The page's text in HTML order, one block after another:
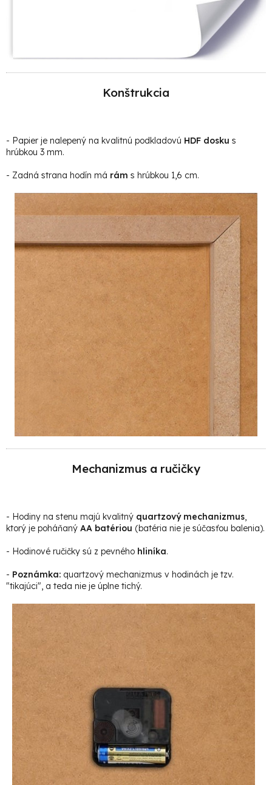
Konštrukcia
- Papier je nalepený na kvalitnú podkladovú HDF dosku s
hrúbkou 3 mm.
- Zadná strana hodín má rám s hrúbkou 1,6 cm.
Mechanizmus a ručičky
- Hodiny na stenu majú kvalitný quartzový mechanizmus,
ktorý je poháňaný AA batériou (batéria nie je súčasťou balenia).
- Hodinové ručičky sú z pevného hliníka.
- Poznámka: quartzový mechanizmus v hodinách je tzv.
"tikajúci", a teda nie je úplne tichý.